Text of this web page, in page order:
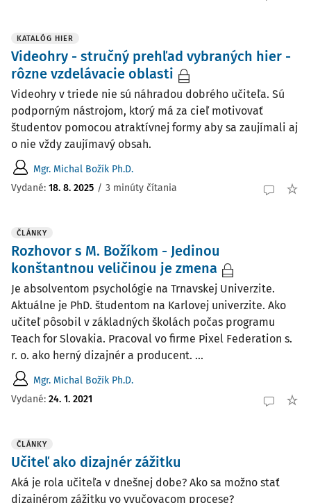
KATALÓG HIER
Videohry - stručný prehľad vybraných hier -
rôzne vzdelávacie oblasti
Videohry v triede nie sú náhradou dobrého učiteľa. Sú
podporným nástrojom, ktorý má za cieľ motivovať
študentov pomocou atraktívnej formy aby sa zaujímali aj
o nie vždy zaujímavý obsah.
Mgr. Michal Božík Ph.D.
Vydané: 18. 8. 2025 / 3 minúty čítania
ČLÁNKY
Rozhovor s M. Božíkom - Jedinou
konštantnou veličinou je zmena
Je absolventom psychológie na Trnavskej Univerzite.
Aktuálne je PhD. študentom na Karlovej univerzite. Ako
učiteľ pôsobil v základných školách počas programu
Teach for Slovakia. Pracoval vo firme Pixel Federation s.
r. o. ako herný dizajnér a producent. ...
Mgr. Michal Božík Ph.D.
Vydané: 24. 1. 2021
ČLÁNKY
Učiteľ ako dizajnér zážitku
Aká je rola učiteľa v dnešnej dobe? Ako sa možno stať
dizajnérom zážitku vo vyučovacom procese?